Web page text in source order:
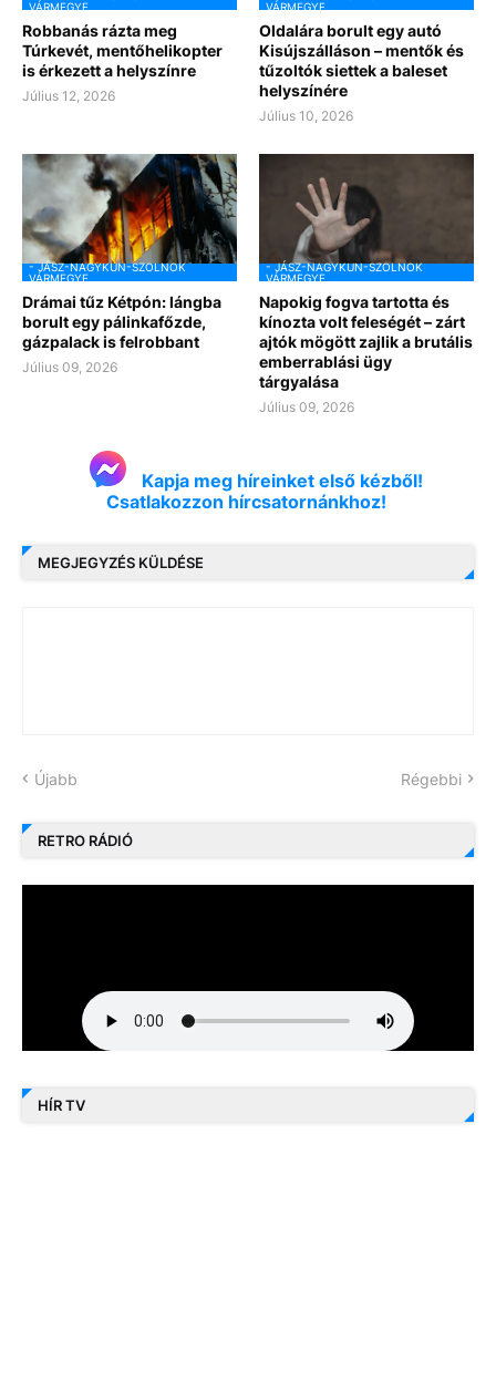
VÁRMEGYE
Robbanás rázta meg
Túrkevét, mentőhelikopter
is érkezett a helyszínre
Július 12, 2026
VÁRMEGYE
Oldalára borult egy autó
Kisújszálláson – mentők és
tűzoltók siettek a baleset
helyszínére
Július 10, 2026
- JÁSZ-NAGYKUN-SZOLNOK
VÁRMEGYE
Drámai tűz Kétpón: lángba
borult egy pálinkafőzde,
gázpalack is felrobbant
Július 09, 2026
- JÁSZ-NAGYKUN-SZOLNOK
VÁRMEGYE
Napokig fogva tartotta és
kínozta volt feleségét – zárt
ajtók mögött zajlik a brutális
emberrablási ügy
tárgyalása
Július 09, 2026
Kapja meg híreinket első kézből!
Csatlakozzon hírcsatornánkhoz!
MEGJEGYZÉS KÜLDÉSE
Újabb Régebbi
RETRO RÁDIÓ
HÍR TV